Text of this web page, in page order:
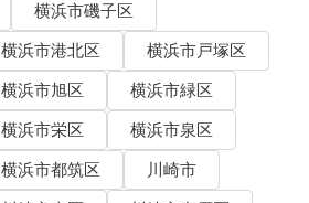
横浜市磯子区
横浜市港北区
横浜市戸塚区
横浜市旭区
横浜市緑区
横浜市栄区
横浜市泉区
横浜市都筑区
川崎市